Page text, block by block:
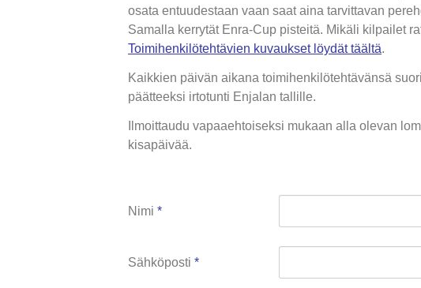
osata entuudestaan vaan saat aina tarvittavan
Samalla kerrytät Enra-Cup pisteitä. Mikäli kilpailet
Toimihenkilötehtävien kuvaukset löydät täältä.
Kaikkien päivän aikana toimihenkilötehtävänsä
päätteeksi irtotunti Enjalan tallille.
Ilmoittaudu vapaaehtoiseksi mukaan alla olevan
kisapäivää.
Nimi *
Sähköposti *